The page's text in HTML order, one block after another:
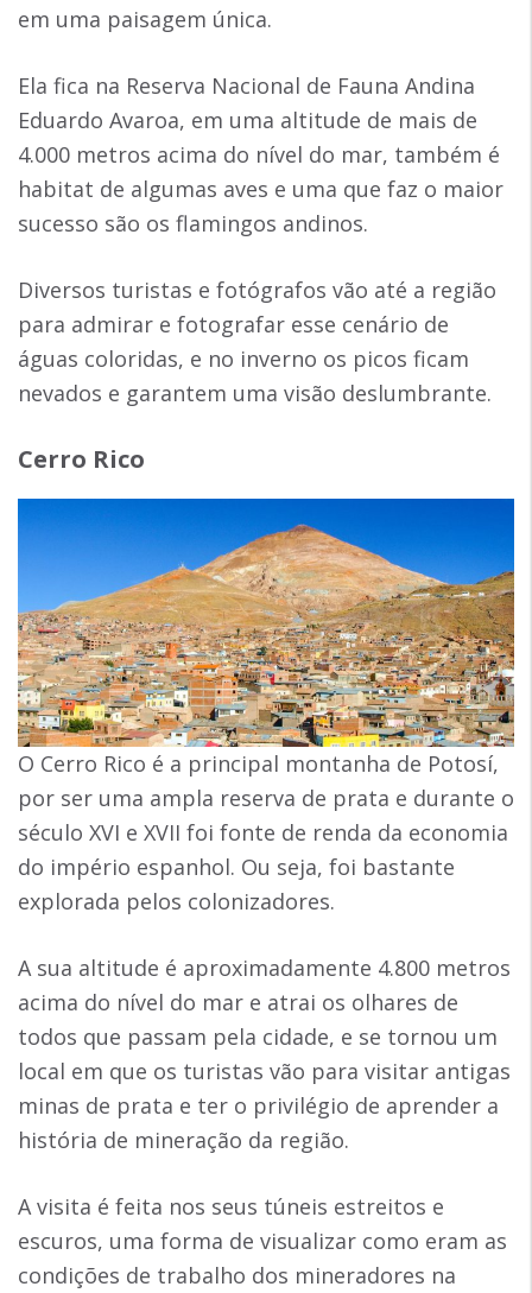
em uma paisagem única.
Ela fica na Reserva Nacional de Fauna Andina
Eduardo Avaroa, em uma altitude de mais de
4.000 metros acima do nível do mar, também é
habitat de algumas aves e uma que faz o maior
sucesso são os flamingos andinos.
Diversos turistas e fotógrafos vão até a região
para admirar e fotografar esse cenário de
águas coloridas, e no inverno os picos ficam
nevados e garantem uma visão deslumbrante.
Cerro Rico
O Cerro Rico é a principal montanha de Potosí,
por ser uma ampla reserva de prata e durante o
século XVI e XVII foi fonte de renda da economia
do império espanhol. Ou seja, foi bastante
explorada pelos colonizadores.
A sua altitude é aproximadamente 4.800 metros
acima do nível do mar e atrai os olhares de
todos que passam pela cidade, e se tornou um
local em que os turistas vão para visitar antigas
minas de prata e ter o privilégio de aprender a
história de mineração da região.
A visita é feita nos seus túneis estreitos e
escuros, uma forma de visualizar como eram as
condições de trabalho dos mineradores na